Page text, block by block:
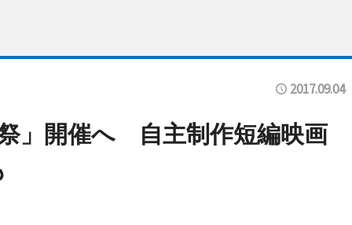
2017.09.04
」開催へ 自主制作短編映画